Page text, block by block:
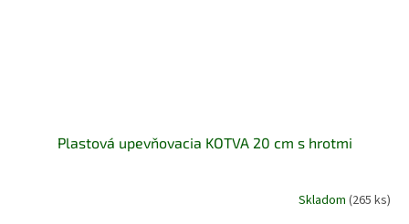
Plastová upevňovacia KOTVA 20 cm s hrotmi
Skladom (265 ks)